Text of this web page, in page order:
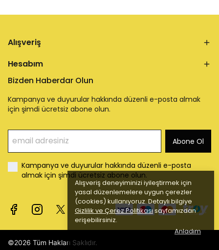
Alışveriş deneyiminizi iyileştirmek için
yasal düzenlemelere uygun çerezler
(cookies) kullanıyoruz. Detaylı bilgiye
Gizlilik ve Çerez Politikası sayfamızdan
erişebilirsiniz.
Anladım
Alışveriş
Hesabım
Bizden Haberdar Olun
Kampanya ve duyurular hakkında düzenli e-posta almak
için şimdi ücretsiz abone olun.
Abone Ol
Kampanya ve duyurular hakkında düzenli e-posta
almak için şimdi ücretsiz abone olun.
©2026 Tüm Hakları Saklıdır.